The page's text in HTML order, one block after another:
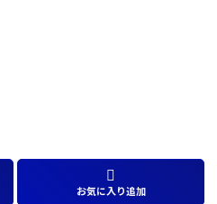
お気に入り追加